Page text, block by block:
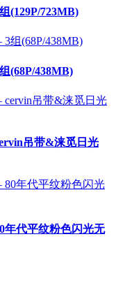
(129P/723MB)
(68P/438MB)
吊带&涞觅日光
年代平纹粉色闪光无